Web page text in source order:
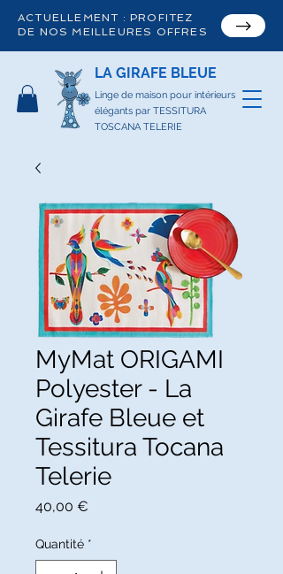
ACTUELLEMENT : PROFITEZ
DE NOS MEILLEURES OFFRES
LA GIRAFE BLEUE
Linge de maison pour intérieurs
élégants par TESSITURA
TOSCANA TELERIE
MyMat ORIGAMI
Polyester - La
Girafe Bleue et
Tessitura Tocana
Telerie
40,00 €
Quantité *